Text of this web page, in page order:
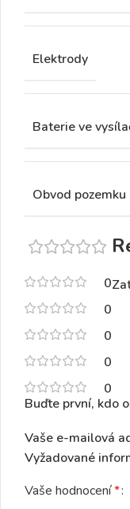
Elektrody
Baterie ve
Obvod pozemku
0
0
0
0
0
Buďte první, kdo
Vaše e-mailová
Vyžadované
Vaše hodnocení*